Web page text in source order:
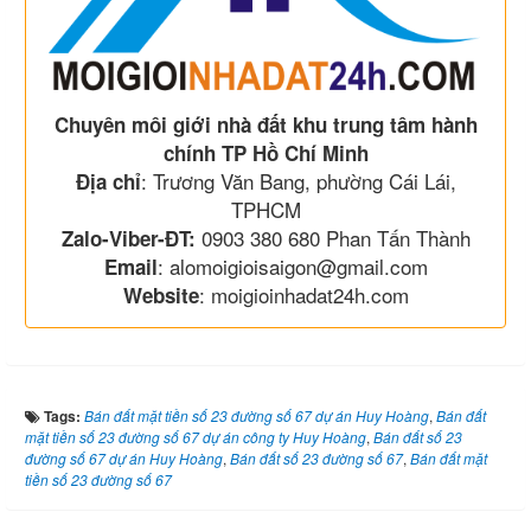
Chuyên môi giới nhà đất khu trung tâm hành
chính TP Hồ Chí Minh
Địa chỉ: Trương Văn Bang, phường Cái Lái,
TPHCM
Zalo-Viber-ĐT: 0903 380 680 Phan Tấn Thành
Email: alomoigioisaigon@gmail.com
Website: moigioinhadat24h.com
Tags: Bán đất mặt tiền số 23 đường số 67 dự án Huy Hoàng, Bán đất
mặt tiền số 23 đường số 67 dự án công ty Huy Hoàng, Bán đất số 23
đường số 67 dự án Huy Hoàng, Bán đất số 23 đường số 67, Bán đất mặt
tiền số 23 đường số 67